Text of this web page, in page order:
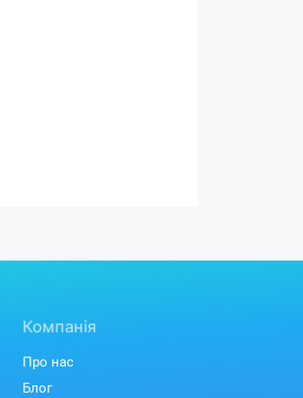
Компанія
Про нас
Блог